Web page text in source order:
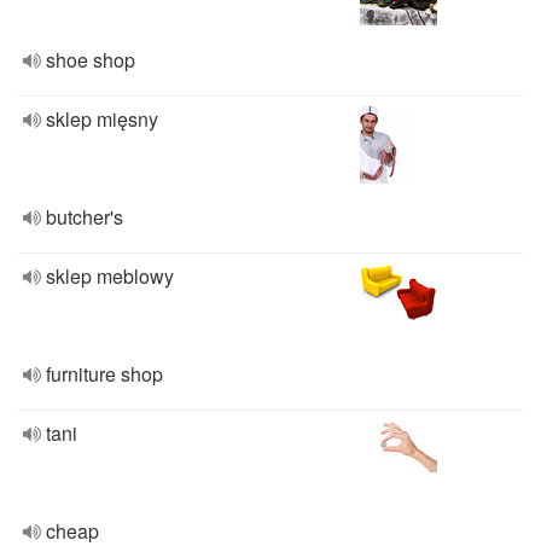
shoe shop
sklep mięsny
butcher's
sklep meblowy
furniture shop
tani
cheap